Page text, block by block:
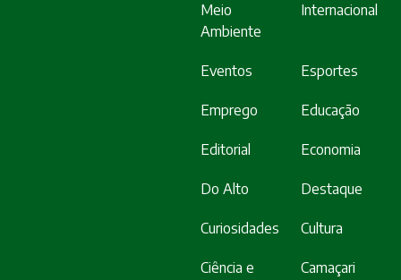
Meio
Ambiente
Internacional
Eventos Esportes
Emprego Educação
Editorial Economia
Do Alto Destaque
Curiosidades Cultura
Ciência e Camaçari